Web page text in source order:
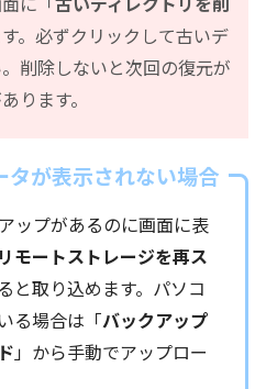
。必ずクリックして古いデ
削除しないと次回の復元が
ります。
タが表示されない場合
ップがあるのに画面に表
リモートストレージを再ス
と取り込めます。パソコ
る場合は「バックアップ
」から手動でアップロー